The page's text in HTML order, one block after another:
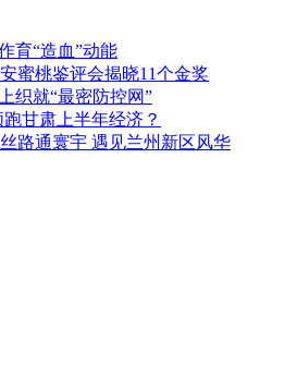
育“造血”动能
蜜桃鉴评会揭晓11个金奖
织就“最密防控网”
甘肃上半年经济？
路通寰宇 遇见兰州新区风华